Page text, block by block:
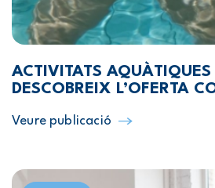
ACTIVITATS AQUÀTIQUES
DESCOBREIX L’OFERTA
Veure publicació